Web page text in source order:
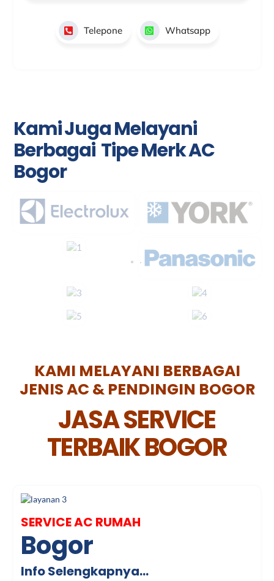
Telepone Whatsapp
Kami Juga Melayani
Berbagai Tipe Merk AC
Bogor
KAMI MELAYANI BERBAGAI
JENIS AC & PENDINGIN BOGOR
JASA SERVICE
TERBAIK BOGOR
SERVICE AC RUMAH
Bogor
Info Selengkapnya…